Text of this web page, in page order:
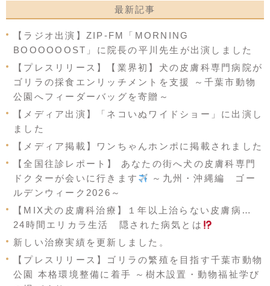
最新記事
【ラジオ出演】ZIP-FM「MORNING
BOOOOOOST」に院長の平川先生が出演しました
【プレスリリース】【業界初】犬の皮膚科専門病院が
ゴリラの採食エンリッチメントを支援 ～千葉市動物
公園へフィーダーバッグを寄贈～
【メディア出演】「ネコいぬワイドショー」に出演し
ました
【メディア掲載】ワンちゃんホンポに掲載されました
【全国往診レポート】 あなたの街へ犬の皮膚科専門
ドクターが会いに行きます
～九州・沖縄編 ゴー
ルデンウィーク2026～
【MIX犬の皮膚科治療】１年以上治らない皮膚病…
24時間エリカラ生活 隠された病気とは
新しい治療実績を更新しました。
【プレスリリース】ゴリラの繁殖を目指す千葉市動物
公園 本格環境整備に着手 ～樹木設置・動物福祉学び